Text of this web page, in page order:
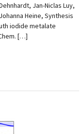
Jan-Niclas Luy,
Heine, Synthesis
iodide metalate
[…]